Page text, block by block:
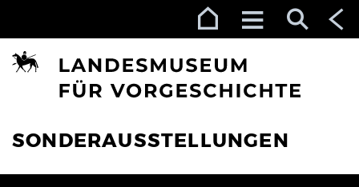
SONDERAUSSTELLUNGEN